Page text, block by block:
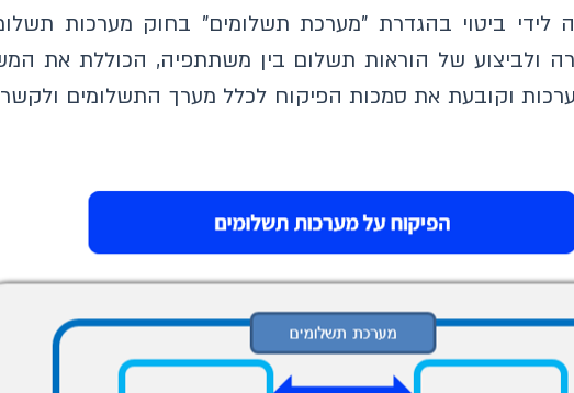
ביטוי בהגדרת "מערכת תשלומים" בחוק מערכות
ולביצוע של הוראות תשלום בין משתתפיה, הכוללת את
וקובעת את סמכות הפיקוח לכלל מערך התשלומים